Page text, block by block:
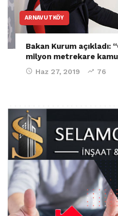
ARNAVUTKÖY
Bakan Kurum açıkladı:
milyon metrekare
Haz 27, 2019 76